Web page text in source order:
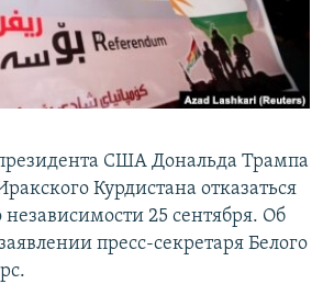
США Дональда Трампа
Курдистана отказаться
25 сентября. Об
пресс-секретаря Белого